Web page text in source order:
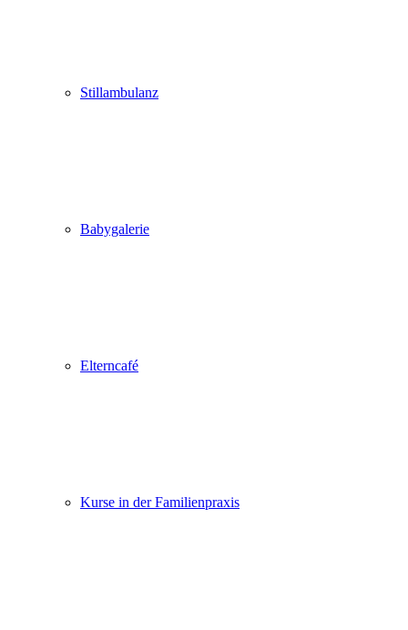
Stillambulanz
Babygalerie
Elterncafé
Kurse in der Familienpraxis